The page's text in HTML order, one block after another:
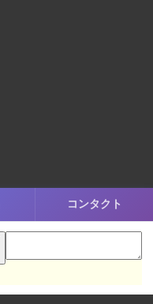
コンタクト